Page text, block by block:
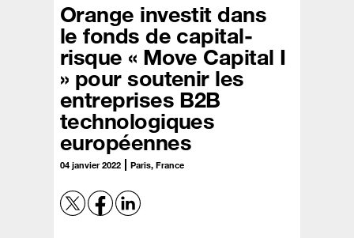
Orange investit dans
le fonds de capital-
risque « Move Capital I
» pour soutenir les
entreprises B2B
technologiques
européennes
04 janvier 2022 Paris, France